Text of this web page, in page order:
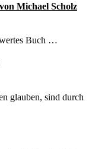
Michael Scholz
Buch …
glauben, sind durch